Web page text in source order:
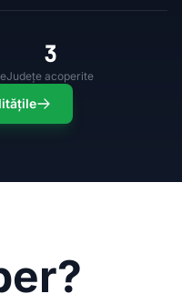
3
Județe acoperite